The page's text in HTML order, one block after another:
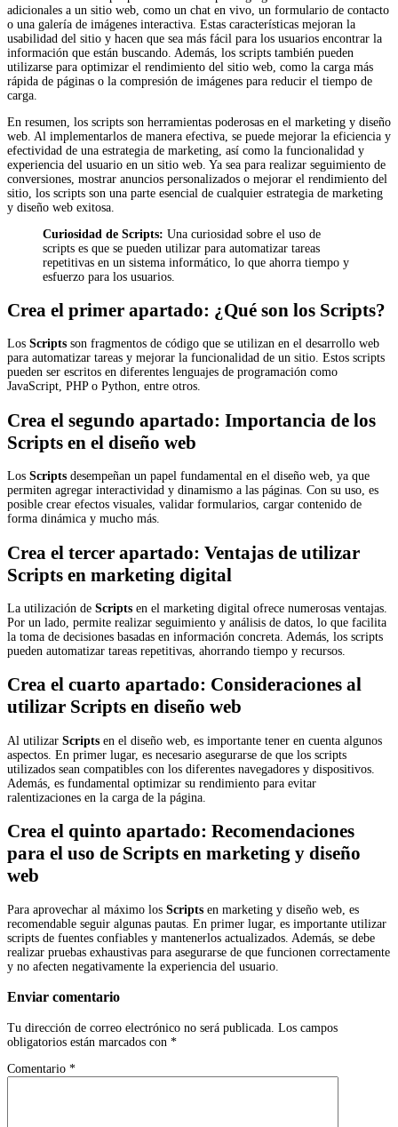
adicionales a un sitio web, como un chat en vivo, un formulario de contacto
o una galería de imágenes interactiva. Estas características mejoran la
usabilidad del sitio y hacen que sea más fácil para los usuarios encontrar la
información que están buscando. Además, los scripts también pueden
utilizarse para optimizar el rendimiento del sitio web, como la carga más
rápida de páginas o la compresión de imágenes para reducir el tiempo de
carga.
En resumen, los scripts son herramientas poderosas en el marketing y diseño
web. Al implementarlos de manera efectiva, se puede mejorar la eficiencia y
efectividad de una estrategia de marketing, así como la funcionalidad y
experiencia del usuario en un sitio web. Ya sea para realizar seguimiento de
conversiones, mostrar anuncios personalizados o mejorar el rendimiento del
sitio, los scripts son una parte esencial de cualquier estrategia de marketing
y diseño web exitosa.
Curiosidad de Scripts: Una curiosidad sobre el uso de
scripts es que se pueden utilizar para automatizar tareas
repetitivas en un sistema informático, lo que ahorra tiempo y
esfuerzo para los usuarios.
Crea el primer apartado: ¿Qué son los Scripts?
Los Scripts son fragmentos de código que se utilizan en el desarrollo web
para automatizar tareas y mejorar la funcionalidad de un sitio. Estos scripts
pueden ser escritos en diferentes lenguajes de programación como
JavaScript, PHP o Python, entre otros.
Crea el segundo apartado: Importancia de los
Scripts en el diseño web
Los Scripts desempeñan un papel fundamental en el diseño web, ya que
permiten agregar interactividad y dinamismo a las páginas. Con su uso, es
posible crear efectos visuales, validar formularios, cargar contenido de
forma dinámica y mucho más.
Crea el tercer apartado: Ventajas de utilizar
Scripts en marketing digital
La utilización de Scripts en el marketing digital ofrece numerosas ventajas.
Por un lado, permite realizar seguimiento y análisis de datos, lo que facilita
la toma de decisiones basadas en información concreta. Además, los scripts
pueden automatizar tareas repetitivas, ahorrando tiempo y recursos.
Crea el cuarto apartado: Consideraciones al
utilizar Scripts en diseño web
Al utilizar Scripts en el diseño web, es importante tener en cuenta algunos
aspectos. En primer lugar, es necesario asegurarse de que los scripts
utilizados sean compatibles con los diferentes navegadores y dispositivos.
Además, es fundamental optimizar su rendimiento para evitar
ralentizaciones en la carga de la página.
Crea el quinto apartado: Recomendaciones
para el uso de Scripts en marketing y diseño
web
Para aprovechar al máximo los Scripts en marketing y diseño web, es
recomendable seguir algunas pautas. En primer lugar, es importante utilizar
scripts de fuentes confiables y mantenerlos actualizados. Además, se debe
realizar pruebas exhaustivas para asegurarse de que funcionen correctamente
y no afecten negativamente la experiencia del usuario.
Enviar comentario
Tu dirección de correo electrónico no será publicada. Los campos
obligatorios están marcados con *
Comentario *